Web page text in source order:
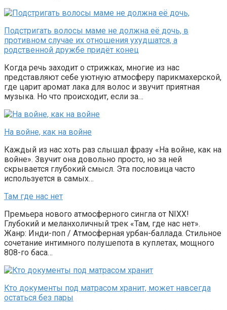
Подстригать волосы маме не должна её дочь, в
противном случае их отношения ухудшатся, а
родственной дружбе придёт конец
Когда речь заходит о стрижках, многие из нас
представляют себе уютную атмосферу парикмахерской,
где царит аромат лака для волос и звучит приятная
музыка. Но что происходит, если за…
На войне, как на войне
Каждый из нас хоть раз слышал фразу «На войне, как на
войне». Звучит она довольно просто, но за ней
скрывается глубокий смысл. Эта пословица часто
используется в самых…
Там где нас нет
Премьера нового атмосферного сингла от NIXX!
Глубокий и меланхоличный трек «Там, где нас нет».
Жанр: Инди-поп / Атмосферная урбан-баллада. Стильное
сочетание интимного полушепота в куплетах, мощного
808-го баса…
Кто документы под матрасом хранит, может навсегда
остаться без пары